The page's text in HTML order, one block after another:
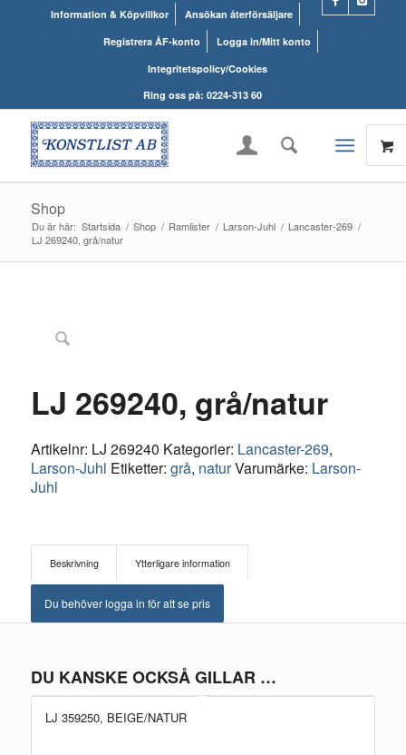
Information & Köpvillkor
Ansökan återförsäljare
Registrera ÅF-konto
Logga in/Mitt konto
Integritetspolicy/Cookies
Ring oss på: 0224-313 60
Shop
Du är här: Startsida / Shop / Ramlister / Larson-Juhl / Lancaster-269 /
LJ 269240, grå/natur
LJ 269240, grå/natur
Artikelnr: LJ 269240 Kategorier: Lancaster-269,
Larson-Juhl Etiketter: grå, naturVarumärke: Larson-
Juhl
Beskrivning Ytterligare information
Du behöver logga in för att se pris
DU KANSKE OCKSÅ GILLAR …
LJ 359250, BEIGE/NATUR